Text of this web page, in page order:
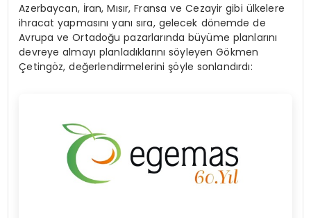
Azerbaycan, İran, Mısır, Fransa ve Cezayir gibi ülkelere
ihracat yapmasını yanı sıra, gelecek dönemde de
Avrupa ve Ortadoğu pazarlarında büyüme planlarını
devreye almayı planladıklarını söyleyen Gökmen
Çetingöz, değerlendirmelerini şöyle sonlandırdı: